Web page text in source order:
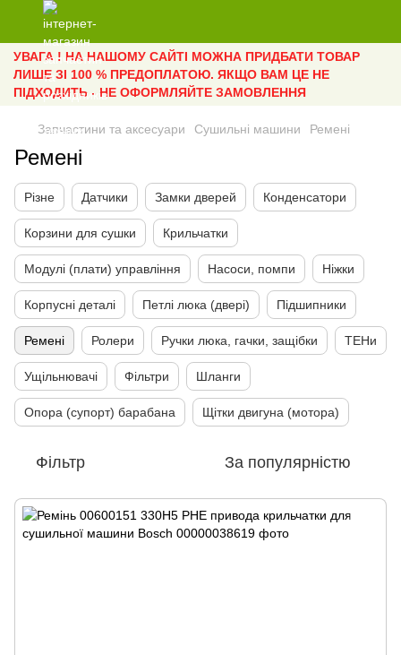
УВАГА ! НА НАШОМУ САЙТІ МОЖНА ПРИДБАТИ ТОВАР
ЛИШЕ ЗІ 100 % ПРЕДОПЛАТОЮ. ЯКЩО ВАМ ЦЕ НЕ
ПІДХОДИТЬ - НЕ ОФОРМЛЯЙТЕ ЗАМОВЛЕННЯ
Запчастини та аксесуари Сушильні машини Ремені
Ремені
Різне Датчики Замки дверей Конденсатори
Корзини для сушки Крильчатки
Модулі (плати) управління Насоси, помпи Ніжки
Корпусні деталі Петлі люка (двері) Підшипники
Ремені Ролери Ручки люка, гачки, защібки ТЕНи
Ущільнювачі Фільтри Шланги
Опора (супорт) барабана Щітки двигуна (мотора)
Фільтр За популярністю